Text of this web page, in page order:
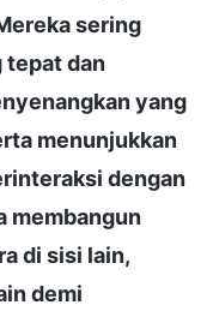
sering
tepat dan
yang
menunjukkan
dengan
membangun
di sisi lain,
demi